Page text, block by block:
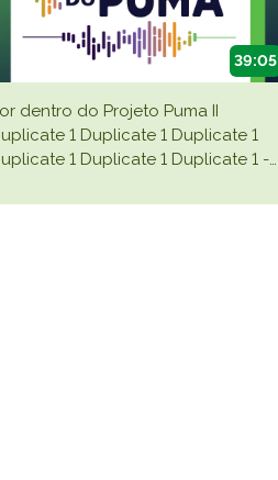
39:05
dentro do Projeto Puma II
1 Duplicate 1 Duplicate 1
1 Duplicate 1 Duplicate 1 -…